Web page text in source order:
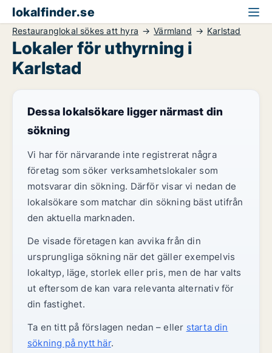
lokalfinder.se
Restauranglokal sökes att hyra Värmland Karlstad
Lokaler för uthyrning i
Karlstad
Dessa lokalsökare ligger närmast din
sökning
Vi har för närvarande inte registrerat några
företag som söker verksamhetslokaler som
motsvarar din sökning. Därför visar vi nedan de
lokalsökare som matchar din sökning bäst utifrån
den aktuella marknaden.
De visade företagen kan avvika från din
ursprungliga sökning när det gäller exempelvis
lokaltyp, läge, storlek eller pris, men de har valts
ut eftersom de kan vara relevanta alternativ för
din fastighet.
Ta en titt på förslagen nedan – eller starta din
sökning på nytt här.